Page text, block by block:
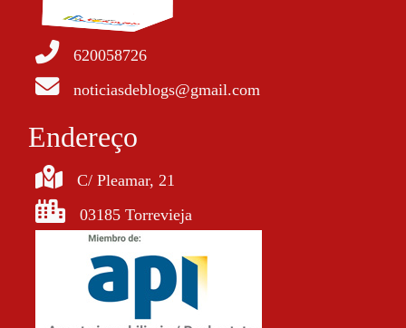
620058726
noticiasdeblogs@gmail.com
Endereço
C/ Pleamar, 21
03185 Torrevieja